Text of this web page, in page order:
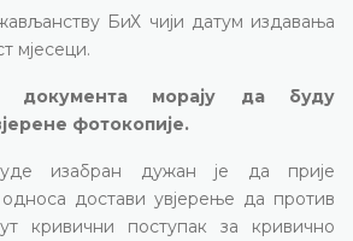
БиХ чији датум издавања
мјесеци.
документа морају да буду
фотокопије.
изабран дужан је да прије
достави увјерење да против
кривични поступак за кривично